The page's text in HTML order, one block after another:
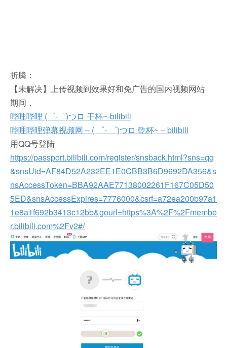
折腾：
【未解决】上传视频到效果好和免广告的国内视频网站
期间，
哔哩哔哩 (゜-゜)つロ 干杯~-bilibili
哔哩哔哩弹幕视频网 – ( ゜- ゜)つロ 乾杯~ – bilibili
用QQ号登陆
https://passport.bilibili.com/register/snsback.html?sns=qq
&snsUid=AF84D52A232EE1E0CBB3B6D9692DA356&s
nsAccessToken=BBA92AAE77138002261F167C05D50
5ED&snsAccessExpires=7776000&csrf=a72ea200b97a1
1e8a1f692b3413c12bb&gourl=https%3A%2F%2Fmembe
r.bilibili.com%2Fv2#/